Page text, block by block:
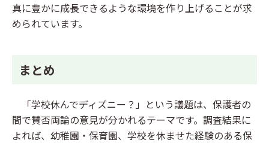
真に豊かに成長できるような環境を作り上げることが求
められています。
まとめ
「学校休んでディズニー？」という議題は、保護者の
間で賛否両論の意見が分かれるテーマです。調査結果に
よれば、幼稚園・保育園、学校を休ませた経験のある保